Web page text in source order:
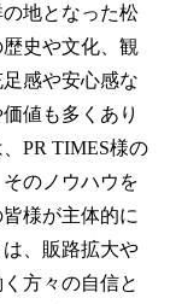
地となった松
史や文化、観
感や安心感な
値も多くあり
PR TIMES様の
のノウハウを
様が主体的に
、販路拡大や
方々の自信と